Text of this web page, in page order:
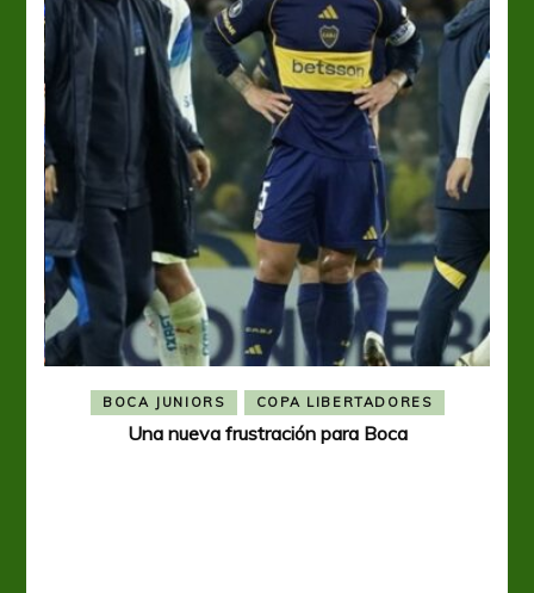
BOCA JUNIORS COPA LIBERTADORES
Una nueva frustración para Boca